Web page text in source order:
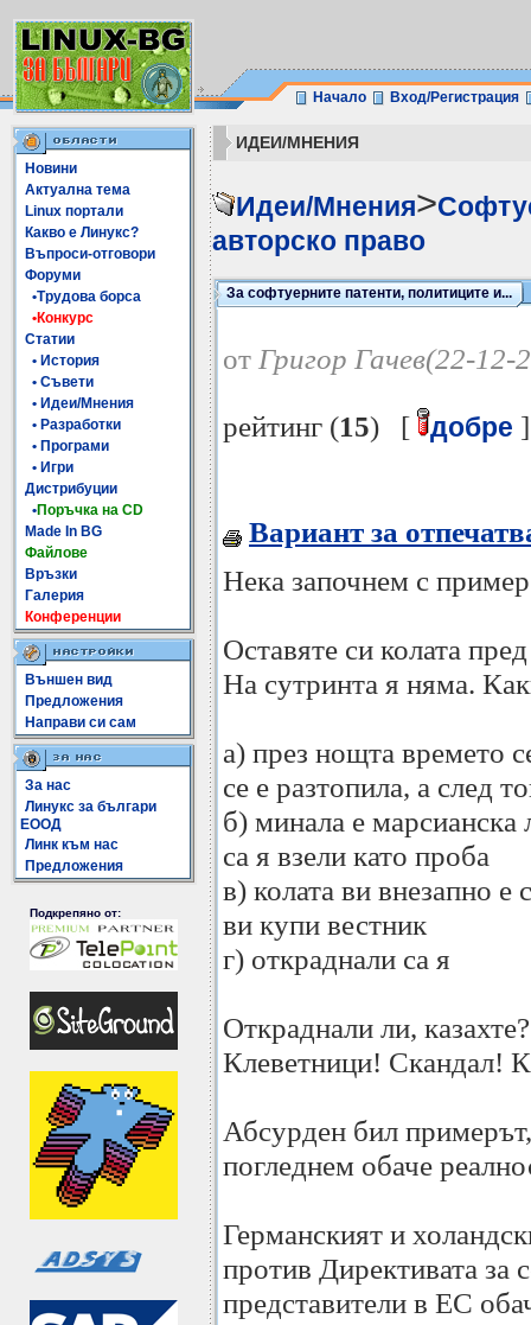
Начало Вход/Регистрация
Новини
Актуална тема
Linux портали
Какво е Линукс?
Въпроси-отговори
Форуми
•Трудова борса
•Конкурс
Статии
• История
• Съвети
• Идеи/Мнения
• Разработки
• Програми
• Игри
Дистрибуции
•Поръчка на CD
Made In BG
Файлове
Връзки
Галерия
Конференции
Външен вид
Предложения
Направи си сам
За нас
Линукс за българи
ЕООД
Линк към нас
Предложения
Подкрепяно от:
ИДЕИ/МНЕНИЯ
Идеи/Мнения>
авторско право
За софтуерните патенти, политиците и...
от Григор Гачев(22-12-
рейтинг (15) [ добре
Вариант за
Нека започнем с
Оставяте си колата
На сутринта я няма.
а) през нощта времето
се е разтопила, а след
б) минала е
са я взели като проба
в) колата ви внезапно е
ви купи вестник
г) откраднали са я
Откраднали ли,
Клеветници! Скандал!
Абсурден бил
погледнем обаче
Германският и
против Директивата за
представители в ЕС